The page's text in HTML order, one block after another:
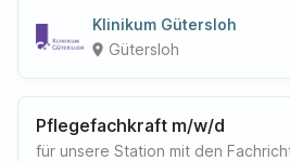
Klinikum Gütersloh
place Gütersloh
Pflegefachkraft m/w/d
für unsere Station mit den